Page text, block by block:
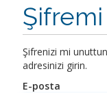
Şifrenizi mi
adresinizi girin.
E-posta